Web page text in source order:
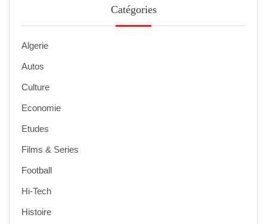
Catégories
Algerie
Autos
Culture
Economie
Etudes
Films & Series
Football
Hi-Tech
Histoire